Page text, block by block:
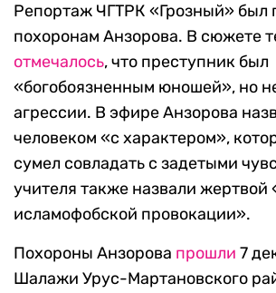
Репортаж ЧГТРК «Грозный» был
похоронам Анзорова. В сюжете
отмечалось, что преступник был
«богобоязненным юношей», но
агрессии. В эфире Анзорова
человеком «с характером»,
сумел совладать с задетыми
учителя также назвали жертвой
исламофобской провокации».
Похороны Анзорова прошли 7
Шалажи Урус-Мартановского